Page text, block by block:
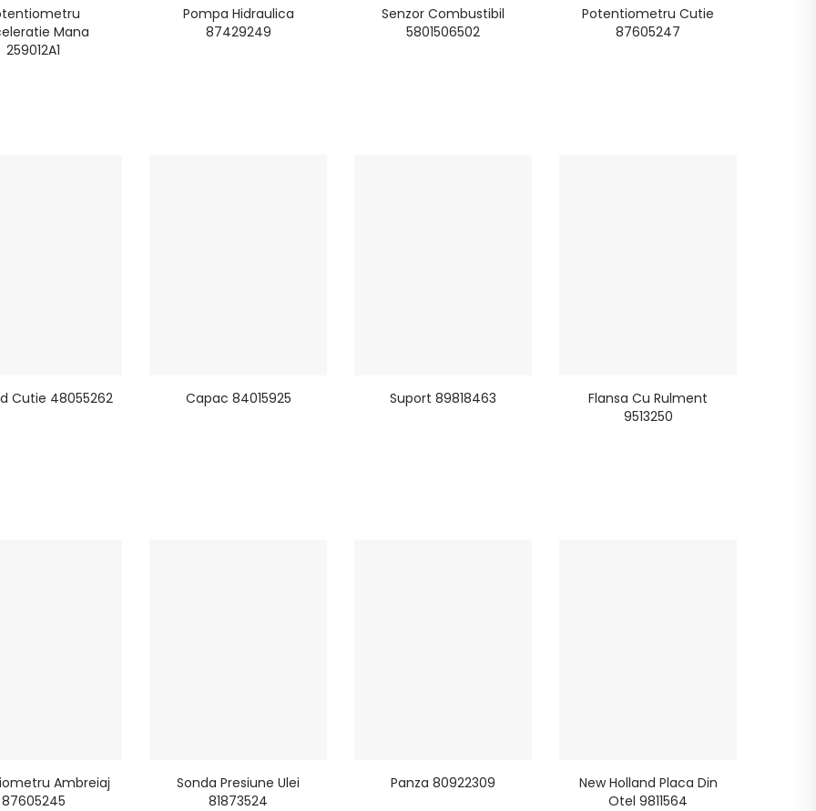
Mana
259012A1
Pompa Hidraulica
87429249
Senzor Combustibil
5801506502
Potentiometru Cutie
87605247
Cutie 48055262 Capac 84015925 Suport 89818463
Flansa Cu Rulment
9513250
Ambreiaj
87605245
Sonda Presiune Ulei
81873524
Panza 80922309
New Holland Placa Din
Otel 9811564